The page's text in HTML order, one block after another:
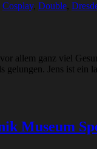
Cosplay, Double,
allem ganz viel
gelungen. Jens ist
Museum